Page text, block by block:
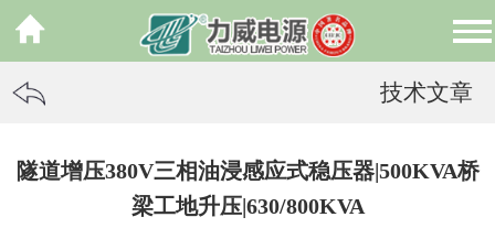
技术文章
隧道增压380V三相油浸感应式稳压器|500KVA桥
梁工地升压|630/800KVA